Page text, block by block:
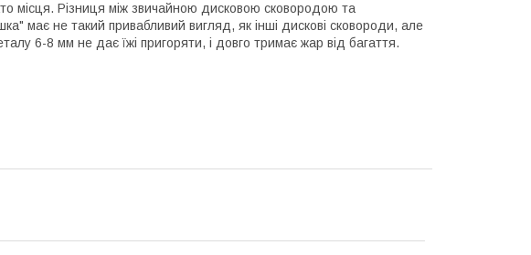
місця. Різниця між звичайною дисковою сковородою та
має не такий привабливий вигляд, як інші дискові сковороди, але
6-8 мм не дає їжі пригоряти, і довго тримає жар від багаття.